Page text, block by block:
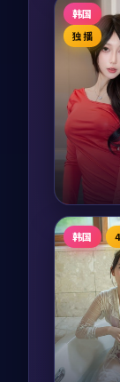
综艺
主演：朴
四位常年
演员，被
前过整整
出门」的
一日三餐
柜、阳
艺还给「
97,499
韩国
独播
危城代
综艺
主演：
周
哉 等
危城代码
情为核心
品，围
与人物成
韩国